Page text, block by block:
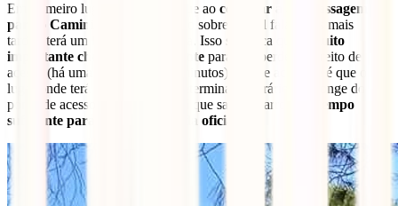
Em primeiro lugar, deve saber que ao comprar a sua passagem
para o Caminito del Rey
(ponto sobre o qual falaremos mais
tarde), terá um horário de entrada. Isso significa que
é muito
importante chegar pontualmente para não perder o direito de
acesso (há uma margem de 10 minutos). O que acontece é que o
lugar onde terá que estar num determinado horário fica longe do
ponto de acesso rodoviário. Terá que sair do carro com
tempo
suficiente para chegar à partida oficial